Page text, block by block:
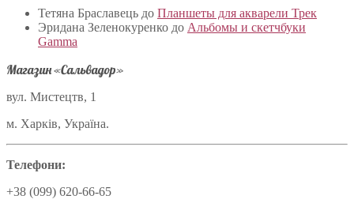
Тетяна Браславець до Планшеты для акварели Трек
Эридана Зеленокуренко до Альбомы и скетчбуки
Gamma
Магазин «Сальвадор»
вул. Мистецтв, 1
м. Харків, Україна.
Телефони:
+38 (099) 620-66-65